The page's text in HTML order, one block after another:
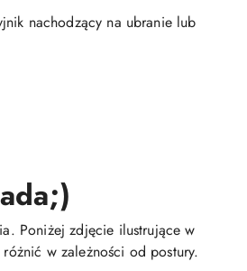
nachodzący na ubranie lub
Poniżej zdjęcie ilustrujące w
w zależności od postury.